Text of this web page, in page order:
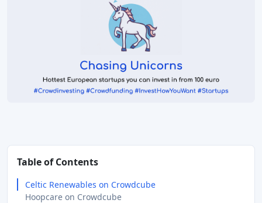
Table of Contents
Celtic Renewables on Crowdcube
Hoopcare on Crowdcube